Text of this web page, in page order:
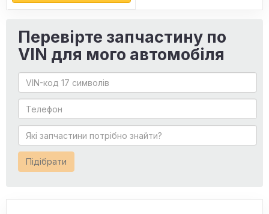
Перевірте запчастину по
VIN для мого автомобіля
Підібрати